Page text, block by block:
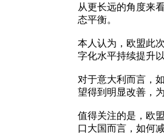
从更长远的角度来
态平衡。
本人认为，欧盟此
字化水平持续提升
对于意大利而言，
望得到明显改善，
值得关注的是，欧
口大国而言，如何